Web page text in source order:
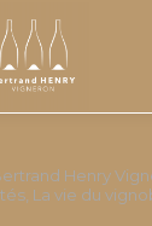
Henry
La vie du